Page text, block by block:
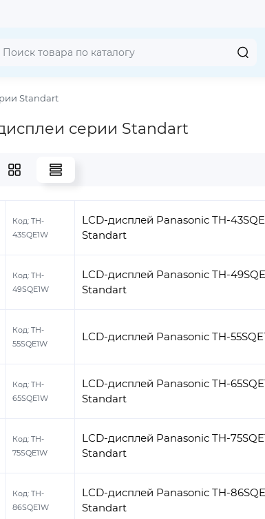
Standart
серии Standart
Код: TH-
43SQE1W
LCD-дисплей Panasonic TH-
Standart
Код: TH-
49SQE1W
LCD-дисплей Panasonic TH-
Standart
Код: TH-
55SQE1W
LCD-дисплей Panasonic TH-
Код: TH-
65SQE1W
LCD-дисплей Panasonic TH-
Standart
Код: TH-
75SQE1W
LCD-дисплей Panasonic TH-
Standart
Код: TH-
86SQE1W
LCD-дисплей Panasonic TH-
Standart